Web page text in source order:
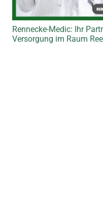
Rennecke-Medic: Ihr
Versorgung im Raum